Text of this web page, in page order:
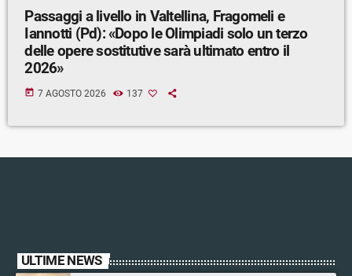
Passaggi a livello in Valtellina, Fragomeli e
Iannotti (Pd): «Dopo le Olimpiadi solo un terzo
delle opere sostitutive sarà ultimato entro il
2026»
today 7 AGOSTO 2026 137
ULTIME NEWS